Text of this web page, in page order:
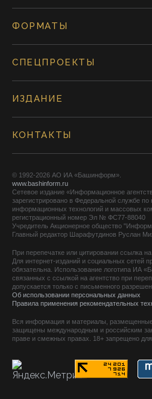
ФОРМАТЫ
СПЕЦПРОЕКТЫ
ИЗДАНИЕ
КОНТАКТЫ
© 1992-2026 АО ИА «Башинформ».
www.bashinform.ru
Сетевое издание «Информационное
зарегистрировано в Федеральной службе по
информационных технологий и массовых
регистрационный номер Эл № ФС77-88040
Учредитель Акционерное общество
Главный редактор Шарафутдинов Руслан
При перепечатке или цитировании ссылка
Для интернет-изданий и социальных сетей
обязательна. Использование логотипа ИА
связанных с ссылкой на агентство при
допускается только с письменного
Об использовании персональных данных
Правила применения рекомендательных
Вся информация и материалы,
защищены международным и российским
праве и смежных правах. 18+ запрещено для